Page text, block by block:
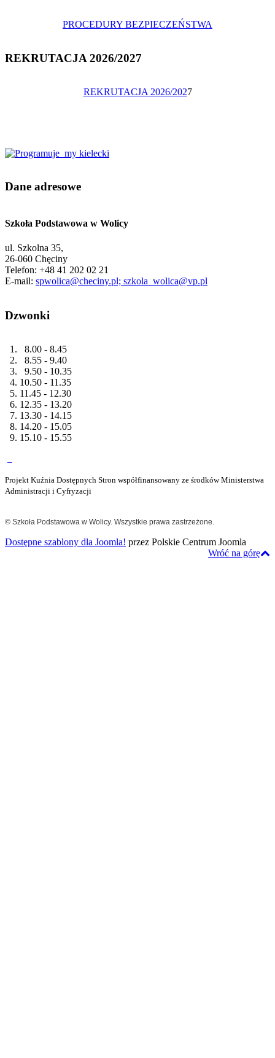
PROCEDURY BEZPIECZEŃSTWA
REKRUTACJA 2026/2027
REKRUTACJA 2026/2027
Dane adresowe
Szkoła Podstawowa w Wolicy
ul. Szkolna 35,
26-060 Chęciny
Telefon: +48 41 202 02 21
E-mail: spwolica@checiny.pl; szkola_wolica@vp.pl
Dzwonki
1. 8.00 - 8.45
2. 8.55 - 9.40
3. 9.50 - 10.35
4. 10.50 - 11.35
5. 11.45 - 12.30
6. 12.35 - 13.20
7. 13.30 - 14.15
8. 14.20 - 15.05
9. 15.10 - 15.55
Projekt Kuźnia Dostępnych Stron współfinansowany ze środków Ministerstwa
Administracji i Cyfryzacji
© Szkoła Podstawowa w Wolicy. Wszystkie prawa zastrzeżone.
Dostępne szablony dla Joomla! przez Polskie Centrum Joomla
Wróć na górę